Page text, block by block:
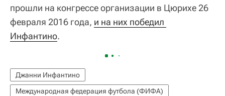
прошли на конгрессе организации в Цюрихе 26
февраля 2016 года, и на них победил
Инфантино.
Джанни Инфантино
Международная федерация футбола (ФИФА)